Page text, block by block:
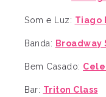
Som e Luz: Tiago
Banda: Broadway
Bem Casado:
Bar: Triton Class